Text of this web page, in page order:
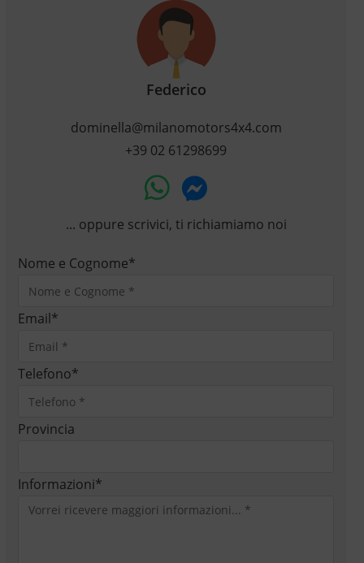
Federico
dominella@milanomotors4x4.com
+39 02 61298699
... oppure scrivici, ti richiamiamo noi
Nome e Cognome*
Email*
Telefono*
Provincia
Informazioni*